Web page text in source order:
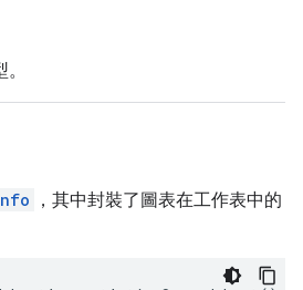
，其中封裝了圖表在工作表中的